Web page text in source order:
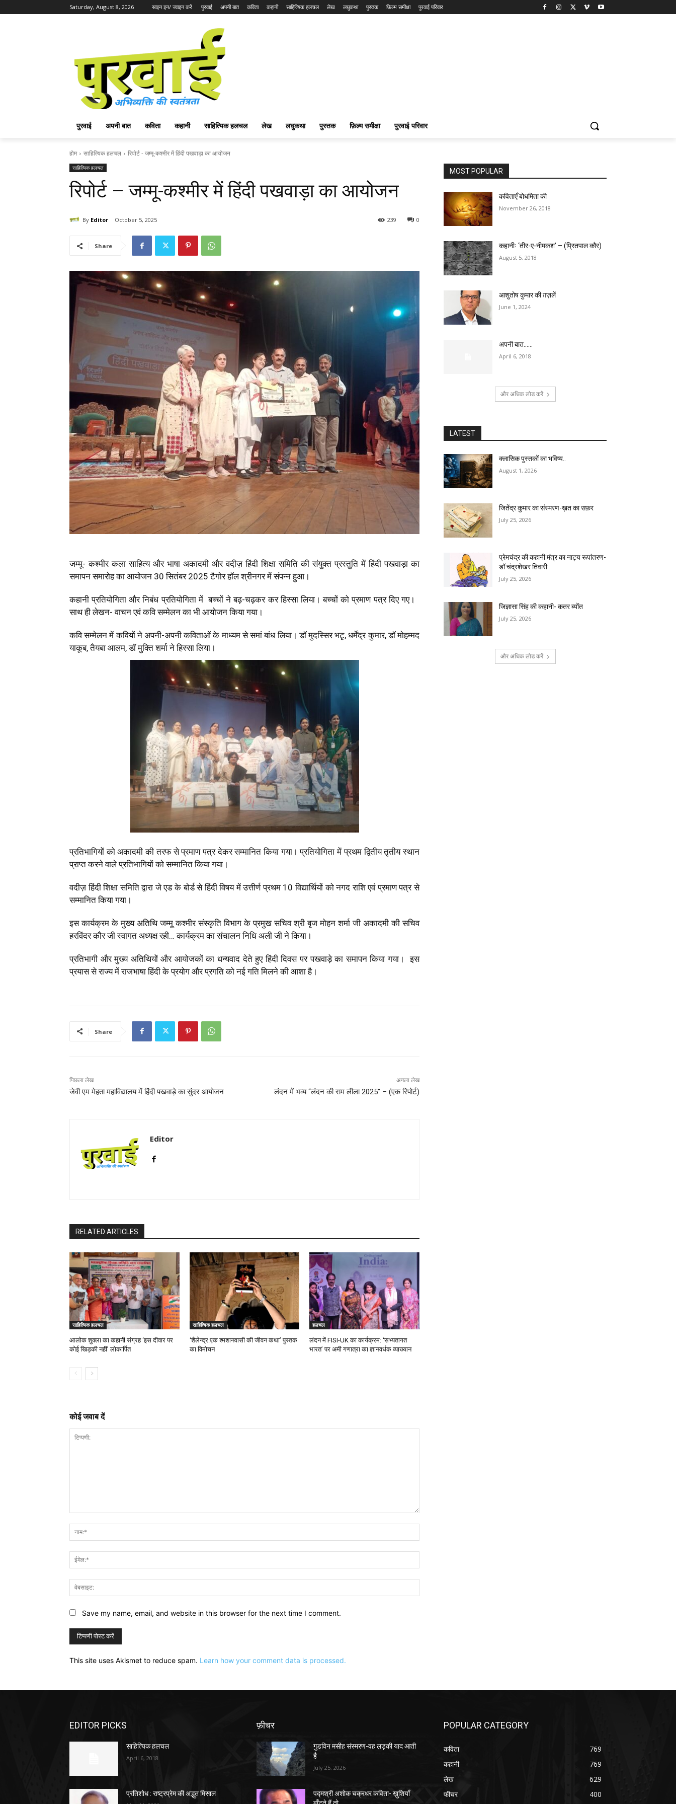
Saturday, August 8, 2026 साइन इन/ ज्वाइन करें पुरवाई अपनी बात कविता कहानी साहित्यिक हलचल लेख लघुकथा पुस्तक फ़िल्म समीक्षा पुरवाई परिवार
पुरवाई अपनी बात कविता कहानी साहित्यिक हलचल लेख लघुकथा पुस्तक फ़िल्म समीक्षा पुरवाई परिवार
होम साहित्यिक हलचल रिपोर्ट - जम्मू-कश्मीर में हिंदी पखवाड़ा का आयोजन
साहित्यिक हलचल
रिपोर्ट – जम्मू-कश्मीर में हिंदी पखवाड़ा का आयोजन
By Editor October 5, 2025 0
239
Share
जम्मू- कश्मीर कला साहित्य और भाषा अकादमी और वदी़ज़ हिंदी शिक्षा समिति की संयुक्त प्रस्तुति में हिंदी पखवाड़ा का
समापन समारोह का आयोजन 30 सितंबर 2025 टैगोर हॉल श्रीनगर में संपन्न हुआ।
कहानी प्रतियोगिता और निबंध प्रतियोगिता में बच्चों ने बढ़-चढ़कर कर हिस्सा लिया। बच्चों को प्रमाण पत्र दिए गए।
साथ ही लेखन- वाचन एवं कवि सम्मेलन का भी आयोजन किया गया।
कवि सम्मेलन में कवियों ने अपनी-अपनी कविताओं के माध्यम से समां बांध लिया। डॉ मुदस्सिर भटृ, धर्मेंद्र कुमार, डॉ मोहम्मद
याकूब, तैयबा आलम, डॉ मुक्ति शर्मा ने हिस्सा लिया।
प्रतिभागियों को अकादमी की तरफ से प्रमाण पत्र देकर सम्मानित किया गया। प्रतियोगिता में प्रथम द्वितीय तृतीय स्थान
प्राप्त करने वाले प्रतिभागियों को सम्मानित किया गया।
वदीज़ हिंदी शिक्षा समिति द्वारा जे एड के बोर्ड से हिंदी विषय में उत्तीर्ण प्रथम 10 विद्यार्थियों को नगद राशि एवं प्रमाण पत्र से
सम्मानित किया गया।
इस कार्यक्रम के मुख्य अतिथि जम्मू कश्मीर संस्कृति विभाग के प्रमुख सचिव श्री बृज मोहन शर्मा जी अकादमी की सचिव
हरविंदर कौर जी स्वागत अध्यक्ष रही… कार्यक्रम का संचालन निधि अली जी ने किया।
प्रतिभागी और मुख्य अतिथियों और आयोजकों का धन्यवाद देते हुए हिंदी दिवस पर पखवाड़े का समापन किया गया। इस
प्रयास से राज्य में राजभाषा हिंदी के प्रयोग और प्रगति को नई गति मिलने की आशा है।
Share
पिछला लेख
जेवी एम मेहता महाविद्यालय में हिंदी पखवाड़े का सुंदर आयोजन
अगला लेख
लंदन में भव्य “लंदन की राम लीला 2025” – (एक रिपोर्ट)
Editor
RELATED ARTICLES
साहित्यिक हलचल
आलोक शुक्ला का कहानी संग्रह ‘इस दीवार पर
कोई खिड़की नहीं’ लोकार्पित
साहित्यिक हलचल
‘शैलेन्द्र:एक श्मशानवासी की जीवन कथा’ पुस्तक
का विमोचन
हलचल
लंदन में FISI-UK का कार्यक्रम: ‘सभ्यतागत
भारत’ पर अमी गणात्रा का ज्ञानवर्धक व्याख्यान
कोई जवाब दें
Save my name, email, and website in this browser for the next time I comment.
This site uses Akismet to reduce spam. Learn how your comment data is processed.
MOST POPULAR
कविताएँ बोधमिता की
November 26, 2018
कहानीः ‘तीर-ए-नीमकश’ – (प्रितपाल कौर)
August 5, 2018
आशुतोष कुमार की ग़ज़लें
June 1, 2024
अपनी बात……
April 6, 2018
और अधिक लोड करें
LATEST
क्लासिक पुस्तकों का भविष्य..
August 1, 2026
जितेंद्र कुमार का संस्मरण-ख़त का सफ़र
July 25, 2026
प्रेमचंद्र की कहानी मंत्र का नाट्य रूपांतरण-
डॉ चंद्रशेखर तिवारी
July 25, 2026
जिज्ञासा सिंह की कहानी- कतर ब्योंत
July 25, 2026
और अधिक लोड करें
EDITOR PICKS
साहित्यिक हलचल
April 6, 2018
प्रतिशोध : राष्ट्रप्रेम की अद्भुत मिसाल
फ़ीचर
गुडविन मसीह संस्मरण-वह लड़की याद आती
है
July 25, 2026
पद्मश्री अशोक चक्रधर कविता- ख़ुशियाँ
POPULAR CATEGORY
कविता
769
कहानी
769
लेख
629
फीचर
400